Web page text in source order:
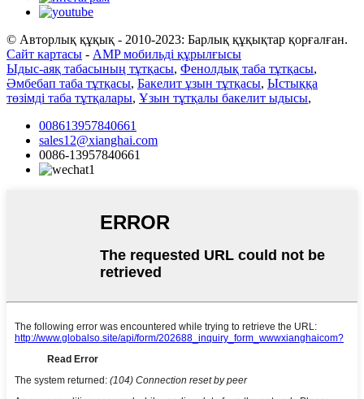
© Авторлық құқық - 2010-2023: Барлық құқықтар қорғалған.
Сайт картасы - AMP мобильді құрылғысы
Ыдыс-аяқ табасының тұтқасы, Фенолдық таба тұтқасы,
Әмбебап таба тұтқасы, Бакелит ұзын тұтқасы, Ыстыққа
төзімді таба тұтқалары, Ұзын тұтқалы бакелит ыдысы,
008613957840661
sales12@xianghai.com
0086-13957840661